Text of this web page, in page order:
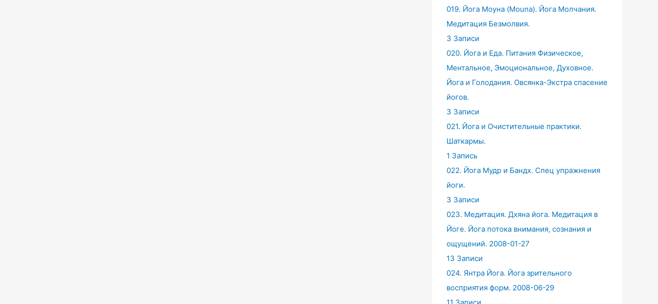
019. Йога Моуна (Mouna). Йога Молчания.
Медитация Безмолвия.
3 Записи
020. Йога и Еда. Питания Физическое,
Ментальное, Эмоциональное, Духовное.
Йога и Голодания. Овсянка-Экстра спасение
йогов.
3 Записи
021. Йога и Очистительные практики.
Шаткармы.
1 Запись
022. Йога Мудр и Бандх. Спец упражнения
йоги.
3 Записи
023. Медитация. Дхяна йога. Медитация в
Йоге. Йога потока внимания, сознания и
ощущений. 2008-01-27
13 Записи
024. Янтра Йога. Йога зрительного
восприятия форм. 2008-06-29